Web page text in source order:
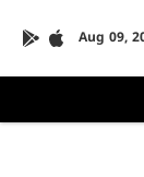
Aug 09,